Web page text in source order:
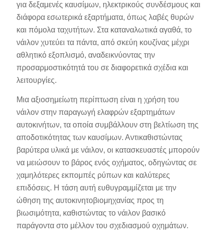
για δεξαμενές καυσίμων, ηλεκτρικούς συνδέσμους και
διάφορα εσωτερικά εξαρτήματα, όπως λαβές θυρών
και πόμολα ταχυτήτων. Στα καταναλωτικά αγαθά, το
νάιλον χυτεύει τα πάντα, από σκεύη κουζίνας μέχρι
αθλητικό εξοπλισμό, αναδεικνύοντας την
προσαρμοστικότητά του σε διαφορετικά σχέδια και
λειτουργίες.
Μια αξιοσημείωτη περίπτωση είναι η χρήση του
νάιλον στην παραγωγή ελαφρών εξαρτημάτων
αυτοκινήτων, τα οποία συμβάλλουν στη βελτίωση της
αποδοτικότητας των καυσίμων. Αντικαθιστώντας
βαρύτερα υλικά με νάιλον, οι κατασκευαστές μπορούν
να μειώσουν το βάρος ενός οχήματος, οδηγώντας σε
χαμηλότερες εκπομπές ρύπων και καλύτερες
επιδόσεις. Η τάση αυτή ευθυγραμμίζεται με την
ώθηση της αυτοκινητοβιομηχανίας προς τη
βιωσιμότητα, καθιστώντας το νάιλον βασικό
παράγοντα στο μέλλον του σχεδιασμού οχημάτων.